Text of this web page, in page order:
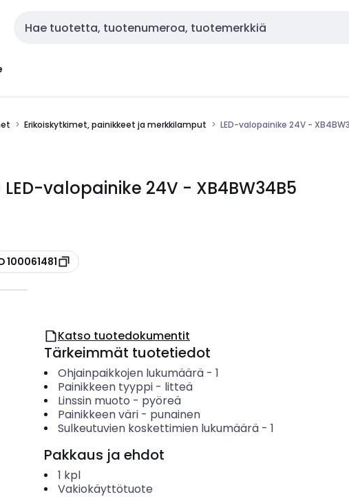
Haku
Erikoiskytkimet, painikkeet ja merkkilamput LED-valopainike 24V -
- LED-valopainike 24V - XB4BW34B5
100061481
Katso tuotedokumentit
Tärkeimmät tuotetiedot
Ohjainpaikkojen lukumäärä- 1
Painikkeen tyyppi- litteä
Linssin muoto - pyöreä
Painikkeen väri- punainen
Sulkeutuvien koskettimien lukumäärä- 1
Pakkaus ja ehdot
1 kpl
Vakiokäyttötuote